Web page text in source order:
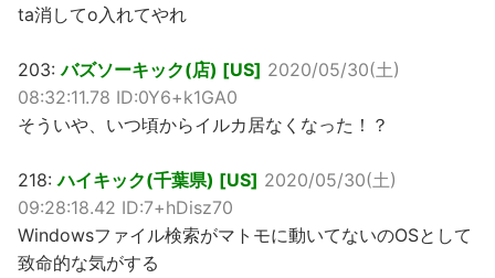
ta消してo入れてやれ
203:バズソーキック(店) [US] 2020/05/30(土)
08:32:11.78 ID:0Y6+k1GA0
そういや、いつ頃からイルカ居なくなった！？
218:ハイキック(千葉県) [US] 2020/05/30(土)
09:28:18.42 ID:7+hDisz70
Windowsファイル検索がマトモに動いてないのOSとして
致命的な気がする